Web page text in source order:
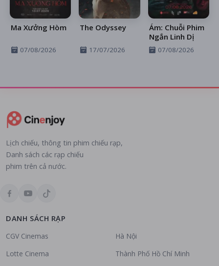
Ma Xưởng Hòm
07/08/2026
The Odyssey
17/07/2026
Ám: Chuỗi Phim
Ngắn Linh Dị
07/08/2026
Lịch chiếu, thông tin phim chiếu rạp,
Danh sách các rạp chiếu
phim trên cả nước.
DANH SÁCH RẠP
CGV Cinemas
Lotte Cinema
Hà Nội
Thành Phố Hồ Chí Minh